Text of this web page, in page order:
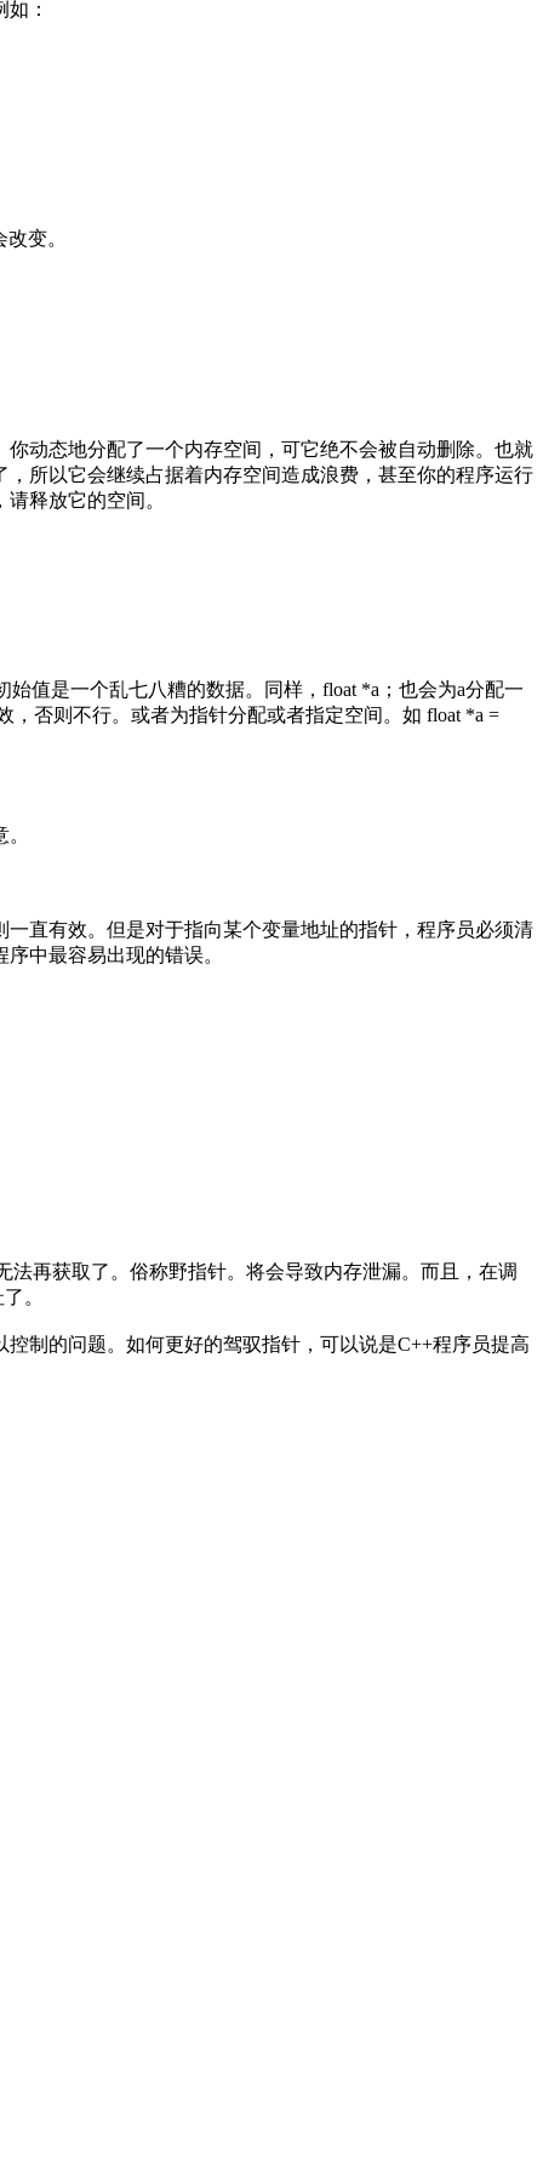
：
变。
动态地分配了一个内存空间，可它绝不会被自动删除。也就
所以它会继续占据着内存空间造成浪费，甚至你的程序运行
释放它的空间。
值是一个乱七八糟的数据。同样，float *a；也会为a分配一
否则不行。或者为指针分配或者指定空间。如 float *a =
直有效。但是对于指向某个变量地址的指针，程序员必须清
中最容易出现的错误。
再获取了。俗称野指针。将会导致内存泄漏。而且，在调
。
的问题。如何更好的驾驭指针，可以说是C++程序员提高